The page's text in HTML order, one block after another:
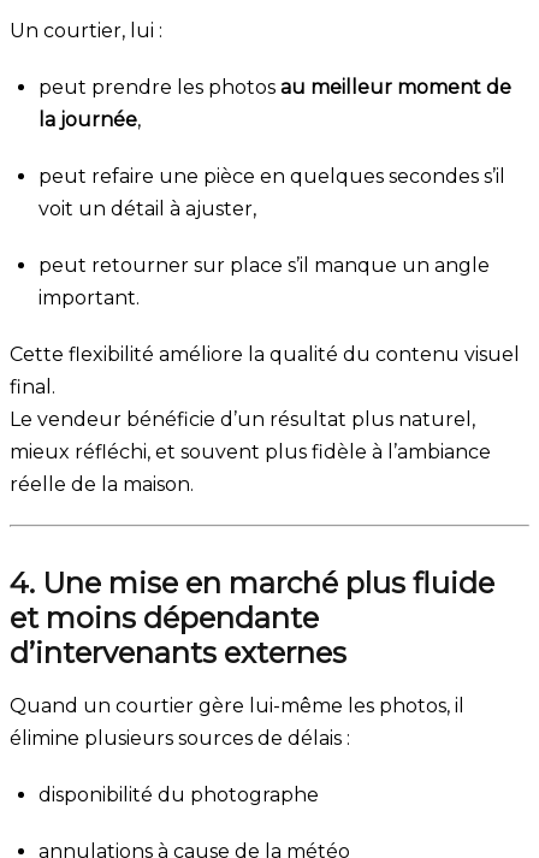
Un courtier, lui :
peut prendre les photos au meilleur moment de
la journée,
peut refaire une pièce en quelques secondes s’il
voit un détail à ajuster,
peut retourner sur place s’il manque un angle
important.
Cette flexibilité améliore la qualité du contenu visuel
final.
Le vendeur bénéficie d’un résultat plus naturel,
mieux réfléchi, et souvent plus fidèle à l’ambiance
réelle de la maison.
4. Une mise en marché plus fluide
et moins dépendante
d’intervenants externes
Quand un courtier gère lui-même les photos, il
élimine plusieurs sources de délais :
disponibilité du photographe
annulations à cause de la météo